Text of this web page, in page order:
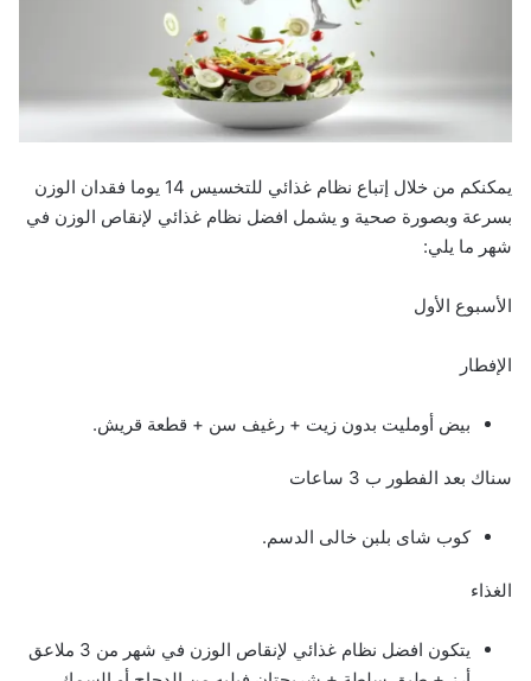
يمكنكم من خلال إتباع نظام غذائي للتخسيس 14 يوما فقدان الوزن
بسرعة وبصورة صحية و يشمل افضل نظام غذائي لإنقاص الوزن في
شهر ما يلي:
الأسبوع الأول
الإفطار
بيض أومليت بدون زيت + رغيف سن + قطعة قريش.
سناك بعد الفطور ب 3 ساعات
كوب شاى بلبن خالى الدسم.
الغذاء
يتكون افضل نظام غذائي لإنقاص الوزن في شهر من 3 ملاعق